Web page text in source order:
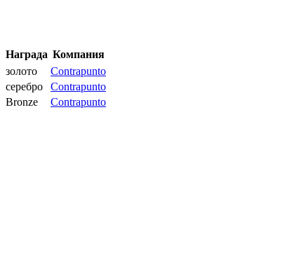
Награда Компания
золото
Contrapunto
серебро
Contrapunto
Bronze Contrapunto